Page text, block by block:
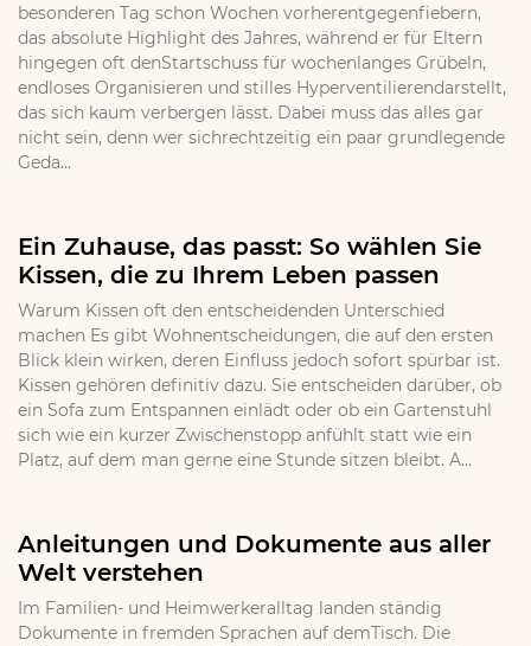
besonderen Tag schon Wochen vorherentgegenfiebern,
das absolute Highlight des Jahres, während er für Eltern
hingegen oft denStartschuss für wochenlanges Grübeln,
endloses Organisieren und stilles Hyperventilierendarstellt,
das sich kaum verbergen lässt. Dabei muss das alles gar
nicht sein, denn wer sichrechtzeitig ein paar grundlegende
Geda...
Ein Zuhause, das passt: So wählen Sie
Kissen, die zu Ihrem Leben passen
Warum Kissen oft den entscheidenden Unterschied
machen Es gibt Wohnentscheidungen, die auf den ersten
Blick klein wirken, deren Einfluss jedoch sofort spürbar ist.
Kissen gehören definitiv dazu. Sie entscheiden darüber, ob
ein Sofa zum Entspannen einlädt oder ob ein Gartenstuhl
sich wie ein kurzer Zwischenstopp anfühlt statt wie ein
Platz, auf dem man gerne eine Stunde sitzen bleibt. A...
Anleitungen und Dokumente aus aller
Welt verstehen
Im Familien- und Heimwerkeralltag landen ständig
Dokumente in fremden Sprachen auf demTisch. Die